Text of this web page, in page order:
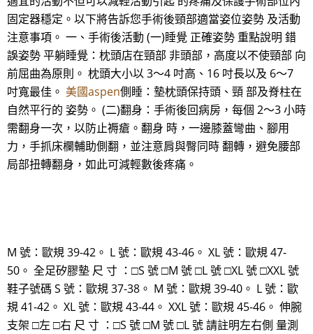
固定器穩定。以下將告訴您手術後頸部適當姿位姿勢 及活動
注意事項。 一、手術後活動 (一)睡覺 正確姿勢 重點說明 錯
誤姿勢 平躺睡覺：枕頭店在頸部 非頭部，高度以不使頸部 向
前屈曲為原則。 枕頭大小以 3～4 吋高、16 吋長以及 6～7
吋寬最佳。 美國aspen側睡：墊枕頭保持頭、頸 部及脊柱在
自然平行的 姿勢。 (二)翻身：手術後回病房，每個 2～3 小時
需翻身一次，以防止褥瘡。翻身 時，一邊膝蓋彎曲、腳用
力，手抓床欄輔助側翻，並注意肩與臀同時 翻轉，避免腰部
局部扭轉翻身，如此可減輕數後疼痛。
M 號：歐規 39-42。 L 號：歐規 43-46。 XL 號：歐規 47-
50。 全足矽膠墊 尺 寸 ：□S 號 □M 號 □L 號 □XL 號 □XXL 號
鞋子號碼 S 號：歐規 37-38。 M 號：歐規 39-40。 L 號：歐
規 41-42。 XL 號：歐規 43-44。 XXL 號：歐規 45-46。 伸腕
支架 □左 □右 尺 寸 ：□S 號 □M 號 □L 號 請註明左右側 量測